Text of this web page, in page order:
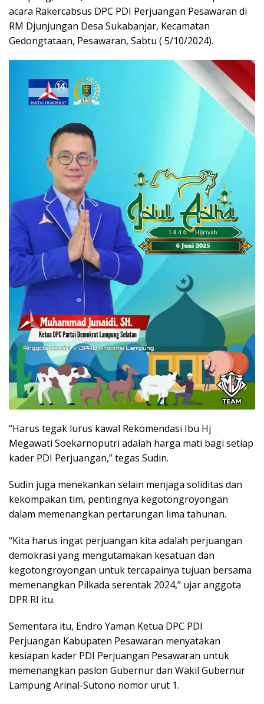
acara Rakercabsus DPC PDI Perjuangan Pesawaran di
RM Djunjungan Desa Sukabanjar, Kecamatan
Gedongtataan, Pesawaran, Sabtu ( 5/10/2024).
“Harus tegak lurus kawal Rekomendasi Ibu Hj
Megawati Soekarnoputri adalah harga mati bagi setiap
kader PDI Perjuangan,” tegas Sudin.
Sudin juga menekankan selain menjaga soliditas dan
kekompakan tim, pentingnya kegotongroyongan
dalam memenangkan pertarungan lima tahunan.
“Kita harus ingat perjuangan kita adalah perjuangan
demokrasi yang mengutamakan kesatuan dan
kegotongroyongan untuk tercapainya tujuan bersama
memenangkan Pilkada serentak 2024,” ujar anggota
DPR RI itu.
Sementara itu, Endro Yaman Ketua DPC PDI
Perjuangan Kabupaten Pesawaran menyatakan
kesiapan kader PDI Perjuangan Pesawaran untuk
memenangkan paslon Gubernur dan Wakil Gubernur
Lampung Arinal-Sutono nomor urut 1.